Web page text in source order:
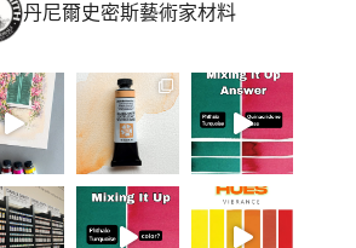
丹尼爾史密斯藝術家材料